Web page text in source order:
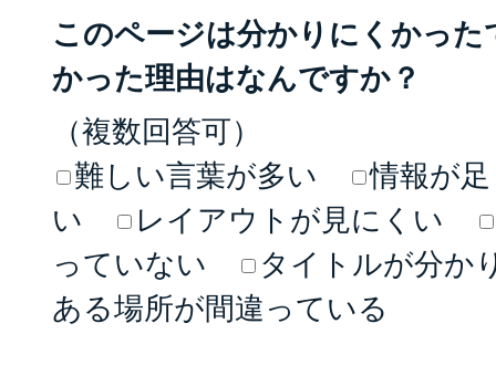
このページは分かりにくかっ
かった理由はなんですか？
（複数回答可）
難しい言葉が多い
情報が
い
レイアウトが見にくい
っていない
タイトルが分か
ある場所が間違っている